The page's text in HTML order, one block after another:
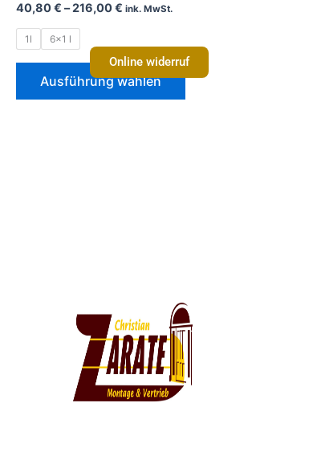
40,80€ –216,00€ ink. MwSt.
1l 6x1 l
Ausführung wählen
Online widerruf